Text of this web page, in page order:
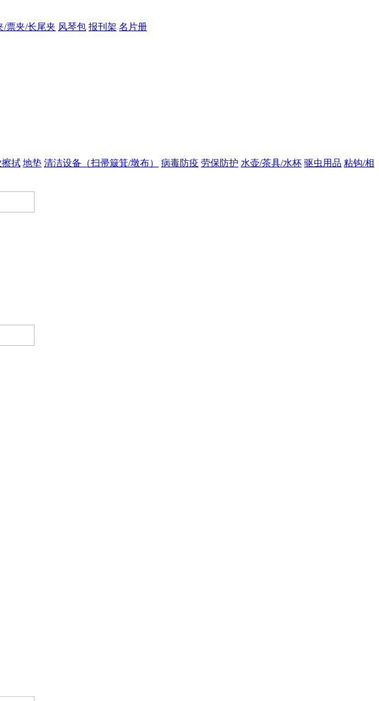
/票夹/长尾夹 风琴包 报刊架 名片册
擦拭 地垫 清洁设备（扫帚簸箕/墩布） 病毒防疫 劳保防护 水壶/茶具/水杯 驱虫用品 粘钩/相